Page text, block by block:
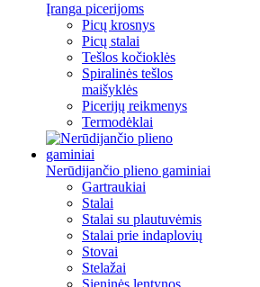
Įranga picerijoms
Picų krosnys
Picų stalai
Tešlos kočioklės
Spiralinės tešlos
maišyklės
Picerijų reikmenys
Termodėklai
Nerūdijančio plieno gaminiai
Gartraukiai
Stalai
Stalai su plautuvėmis
Stalai prie indaplovių
Stovai
Stelažai
Sieninės lentynos